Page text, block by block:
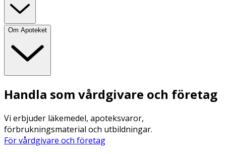
Om Apoteket
Handla som vårdgivare och företag
Vi erbjuder läkemedel, apoteksvaror,
förbrukningsmaterial och utbildningar.
För vårdgivare och företag